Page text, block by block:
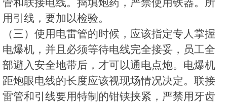
用引线，要加以检验。
（三）使用电雷管的时候，应该指定专人掌握
电爆机，并且必须等待电线完全接妥，员工全
部避入安全地带后，才可以通电点炮。电爆机
距炮眼电线的长度应该视现场情况决定。联接
雷管和引线要用特制的钳铗挟紧，严禁用牙齿